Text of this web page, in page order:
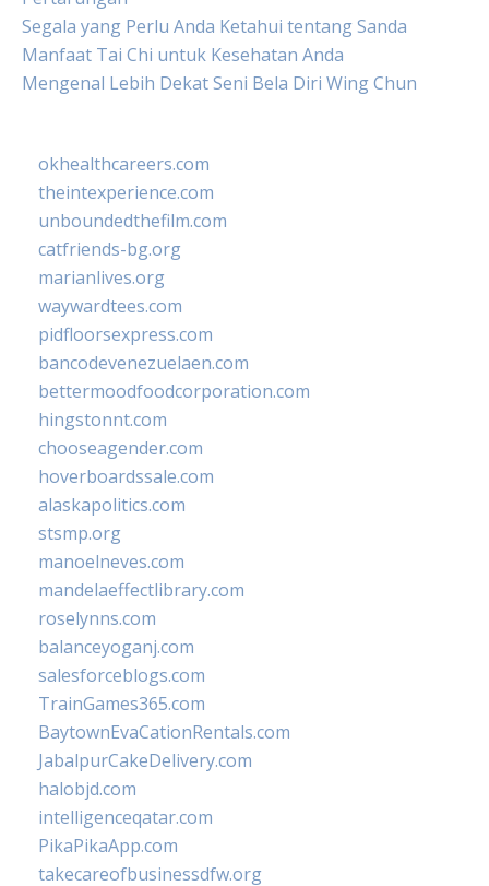
Segala yang Perlu Anda Ketahui tentang Sanda
Manfaat Tai Chi untuk Kesehatan Anda
Mengenal Lebih Dekat Seni Bela Diri Wing Chun
okhealthcareers.com
theintexperience.com
unboundedthefilm.com
catfriends-bg.org
marianlives.org
waywardtees.com
pidfloorsexpress.com
bancodevenezuelaen.com
bettermoodfoodcorporation.com
hingstonnt.com
chooseagender.com
hoverboardssale.com
alaskapolitics.com
stsmp.org
manoelneves.com
mandelaeffectlibrary.com
roselynns.com
balanceyoganj.com
salesforceblogs.com
TrainGames365.com
BaytownEvaCationRentals.com
JabalpurCakeDelivery.com
halobjd.com
intelligenceqatar.com
PikaPikaApp.com
takecareofbusinessdfw.org